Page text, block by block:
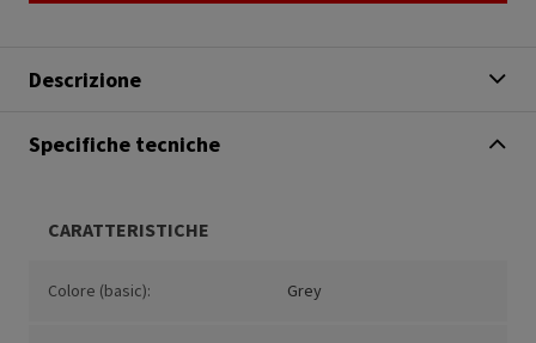
Descrizione
Specifiche tecniche
CARATTERISTICHE
Colore (basic): Grey